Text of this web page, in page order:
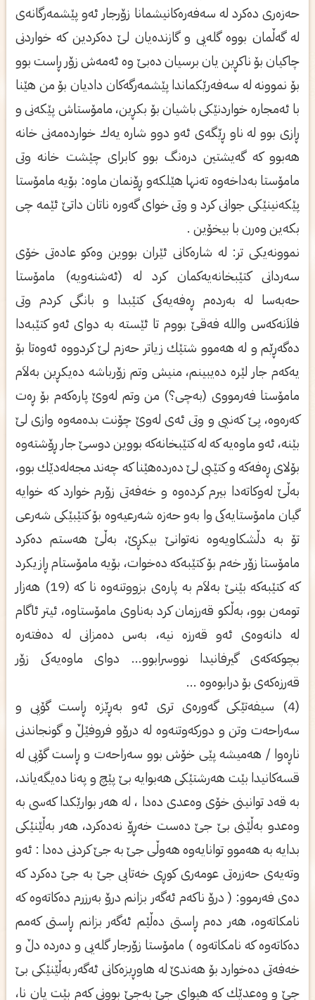
حه‌زه‌ری‌ ده‌كرد له‌ سه‌فه‌ره‌كانیشمانا زۆرجار ئه‌و پێشمه‌رگانه‌ی‌
له‌ گه‌ڵمان بووه‌ گله‌یی‌ و گازنده‌یان لێ ده‌كردین كه‌ خواردنی‌
چاكیان بۆ ناكڕین یان برسیان ده‌بێ وه‌ ئه‌مه‌ش زۆر ڕاست بوو
بۆ نموونه‌ له‌ سه‌فه‌رێكماندا پێشمه‌رگه‌كان دادیان بۆ من هێنا
با ئه‌مجاره‌ خواردنێكی‌ باشیان بۆ بكڕین، مامۆستاش پێكه‌نی‌ و
ڕازی‌ بوو له‌ ناو ڕێگه‌ی‌ ئه‌و دوو شاره‌ یه‌ك خوارده‌مه‌نی‌ خانه‌
هه‌بوو كه‌ گه‌یشتین دره‌نگ بوو كابرای‌ چێشت خانه‌ وتی‌
مامۆستا به‌داخه‌وه‌ ته‌نها هێلكه‌و ڕۆنمان ماوه‌: بۆیه‌ مامۆستا
پێكه‌نینێكی‌ جوانی‌ كرد و وتی‌ خوای‌ گه‌وره‌ ناتان داتێ ئێمه‌ چی
بكه‌ین وه‌رن با بیخۆین .
نموونه‌یكی‌ تر: له‌ شاره‌كانی‌ ئێران بووین وه‌كو عاده‌تی‌ خۆی‌
سه‌ردانی‌ كتێبخانه‌یه‌كمان كرد له‌ (ئه‌شنه‌ویه‌) مامۆستا
حه‌به‌سا له‌ به‌رده‌م ڕه‌فه‌یه‌كی‌ كتێبدا و بانگی‌ كردم وتی‌
فلاَنه‌كه‌س والله فه‌قێ بووم تا ئێسته‌ به‌ دوای‌ ئه‌و كتێبه‌دا
ده‌گه‌ڕێم و له‌ هه‌موو شتێك زیاتر حه‌زم لێ كردووه‌ ئه‌وه‌تا بۆ
یه‌كه‌م جار لێره‌ ده‌یبینم، منیش وتم زۆرباشه‌ ده‌یكڕین به‌لاَم
مامۆستا فه‌رمووی‌ (به‌چی‌؟) من وتم له‌وێ پاره‌كه‌م بۆ ڕه‌ت
كه‌ره‌وه‌، پێ كه‌نیی‌ و وتی‌ ئه‌ی‌ له‌وێ چۆنت بده‌مه‌وه‌ وازی‌ لێ
بێنه‌، ئه‌و ماوه‌یه‌ كه‌ له‌ كتێبخانه‌كه‌ بووین دوسێ جار ڕۆشته‌وه‌
بۆلای‌ ڕه‌فه‌كه‌ و كتێبی‌ لێ ده‌رده‌هێنا كه‌ چه‌ند مجه‌له‌دێك بوو،
به‌ڵێ له‌وكاته‌دا بیرم كرده‌وه‌ و خه‌فه‌تی‌ زۆرم خوارد كه‌ خوایه‌
گیان مامۆستایه‌كی‌ وا به‌و حه‌زه‌ شه‌رعیه‌وه‌ بۆ كتێبێكی‌ شه‌رعی‌
تۆ به‌ دڵشكاویه‌وه‌ نه‌توانێ‌ بیكڕێ، به‌ڵێ هه‌ستم ده‌كرد
مامۆستا زۆر خه‌م بۆ كتێبه‌كه‌ ده‌خوات، بۆیه‌ مامۆستام ڕازیكرد
كه‌ كتێبه‌كه‌ بێنێ به‌لاَم به‌ پاره‌ی‌ بزووتنه‌وه‌ نا كه‌ (19) هه‌زار
تومه‌ن بوو، به‌ڵكو قه‌رزمان كرد به‌ناوی‌ مامۆستاوه‌، ئیتر ئاگام
له‌ دانه‌وه‌ی‌ ئه‌و قه‌رزه‌ نیه‌، به‌س ده‌مزانی‌ له‌ ده‌فته‌ره‌
بچوكه‌كه‌ی‌ گیرفانیدا نووسرابوو... دوای‌ ماوه‌یه‌كی‌ زۆر
قه‌رزه‌كه‌ی‌ بۆ درابوه‌وه‌ ...
(4) سیفه‌تێكی‌ گه‌وره‌ی‌ تری‌ ئه‌و به‌ڕێزه‌ ڕاست گۆیی‌ و
سه‌راحه‌ت وتن و دوركه‌وتنه‌وه‌ له‌ درۆو فروفێڵ و گونجاندنی‌
ناڕه‌وا / هه‌میشه‌ پێی‌ خۆش بوو سه‌راحه‌ت و ڕاست گۆیی‌ له‌
قسه‌كانیدا بێت هه‌رشتێكی‌ هه‌بوایه‌ بێ پێچ و په‌نا ده‌یگه‌یاند،
به‌ قه‌د توانینی خۆی‌ وه‌عدی‌ ده‌دا ، له‌ هه‌ر بوارێكدا كه‌سی‌ به‌
وه‌عدو به‌ڵێنی‌ بێ جێ ده‌ست خه‌ڕۆ نه‌ده‌كرد، هه‌ر به‌ڵێنێكی‌
بدایه‌ به‌ هه‌موو توانایه‌وه‌ هه‌وڵی‌ جێ به‌ جێ كردنی‌ ده‌دا : ئه‌و
وته‌یه‌ی‌ حه‌زره‌تی‌ عومه‌ری‌ كوڕی‌ خه‌تابی‌ جێ به‌ جێ ده‌كرد كه‌
ده‌ی‌ فه‌رموو: ( درۆ ناكه‌م ئه‌گه‌ر بزانم درۆ به‌رزرم ده‌كاته‌وه‌ كه‌
نامكاته‌وه‌، هه‌ر ده‌م ڕاستی‌ ده‌ڵێم ئه‌گه‌ر بزانم ڕاستی‌ كه‌مم
ده‌كاته‌وه‌ كه‌ نامكاته‌وه‌ ) مامۆستا زۆرجار گله‌یی‌ و ده‌رده‌ دڵ و
خه‌فه‌تی‌ ده‌خوارد بۆ هه‌ندێ له‌ هاوڕیزه‌كانی‌ ئه‌گه‌ر به‌ڵێنێكی‌ بێ
جێ و وه‌عدێك كه‌ هیوای‌ جێ به‌جێ بوونی‌ كه‌م بێت یان نا،